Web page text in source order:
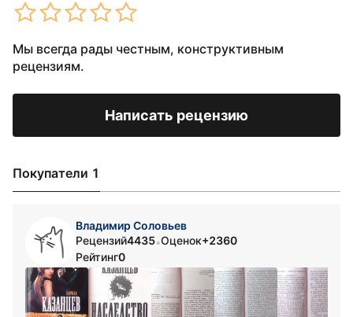
Мы всегда рады честным, конструктивным
рецензиям.
Написать рецензию
Покупатели 1
Владимир Соловьев
Рецензий4435•Оценок+2360
Рейтинг0